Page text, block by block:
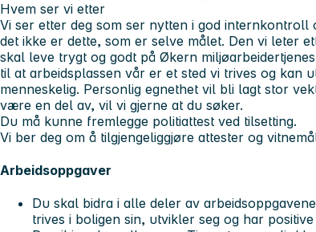
Hvem ser vi etter
Vi ser etter deg som ser nytten i god
det ikke er dette, som er selve målet. Den vi leter
skal leve trygt og godt på Økern
til at arbeidsplassen vår er et sted vi trives og kan
menneskelig. Personlig egnethet vil bli lagt stor
være en del av, vil vi gjerne at du søker.
Du må kunne fremlegge politiattest ved tilsetting.
Vi ber deg om å tilgjengeliggjøre attester og
Arbeidsoppgaver
Du skal bidra i alle deler av
trives i boligen sin, utvikler seg og har